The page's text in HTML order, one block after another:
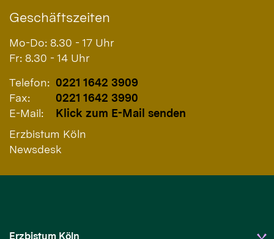
Geschäftszeiten
Mo-Do: 8.30 - 17 Uhr
Fr: 8.30 - 14 Uhr
Telefon: 0221 1642 3909
Fax:
0221 1642 3990
E-Mail:
Klick zum E-Mail senden
Erzbistum Köln
Newsdesk
Erzbistum Köln